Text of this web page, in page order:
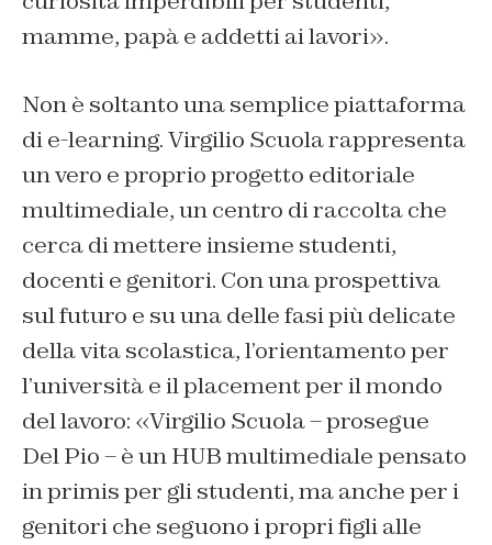
mamme, papà e addetti ai lavori».
Non è soltanto una semplice piattaforma
di e-learning. Virgilio Scuola rappresenta
un vero e proprio progetto editoriale
multimediale, un centro di raccolta che
cerca di mettere insieme studenti,
docenti e genitori. Con una prospettiva
sul futuro e su una delle fasi più delicate
della vita scolastica, l’orientamento per
l’università e il placement per il mondo
del lavoro: «Virgilio Scuola – prosegue
Del Pio – è un HUB multimediale pensato
in primis per gli studenti, ma anche per i
genitori che seguono i propri figli alle